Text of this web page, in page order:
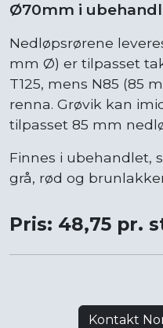
Ø70mm i
Nedløpsrørene
mm Ø) er tilpasset
T125, mens N85 (85
renna. Grøvik kan
tilpasset 85 mm
Finnes i ubehandlet,
grå, rød og
Pris: 48,75 pr.
Kontakt